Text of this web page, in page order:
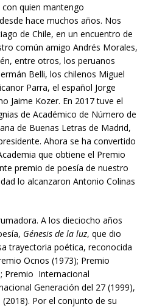
quien mantengo
hace muchos años. Nos
de Chile, en un encuentro de
común amigo Andrés Morales,
entre otros, los peruanos
Belli, los chilenos Miguel
Parra, el español Jorge
Jaime Kozer. En 2017 tuve el
de Académico de Número de
de Buenas Letras de Madrid,
Ahora se ha convertido
que obtiene el Premio
premio de poesía de nuestro
lo alcanzaron Antonio Colinas
A los dieciocho años
Génesis de la luz, que dio
trayectoria poética, reconocida
Ocnos (1973); Premio
Premio Internacional
Generación del 27 (1999),
Por el conjunto de su